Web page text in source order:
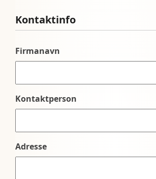
Kontaktinfo
Firmanavn
Kontaktperson
Adresse